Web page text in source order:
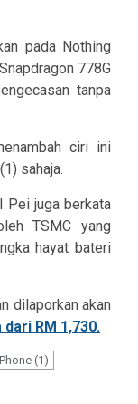
pada Nothing
778G
tanpa
ciri ini
sahaja.
Pei juga berkata
TSMC yang
hayat bateri
dilaporkan akan
RM 1,730.
(1)